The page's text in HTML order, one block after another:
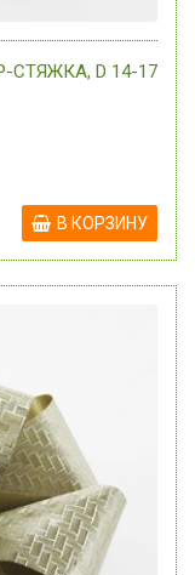
D 14-17
В КОРЗИНУ